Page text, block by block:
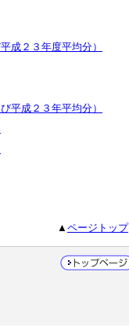
成２３年度平均分）
平成２３年平均分）
▲ ページトップ